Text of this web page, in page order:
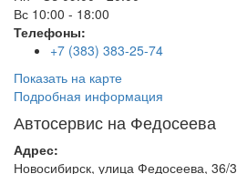
Вс 10:00 - 18:00
Телефоны:
+7 (383) 383-25-74
Показать на карте
Подробная информация
Автосервис на Федосеева
Адрес:
Новосибирск, улица Федосеева, 36/3